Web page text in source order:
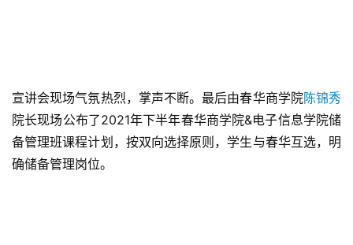
宣讲会现场气氛热烈，掌声不断。最后由春华商学院 陈锦秀
院长现场公布了2021年下半年春华商学院&电子信息学院储
备管理班课程计划，按双向选择原则，学生与春华互选，明